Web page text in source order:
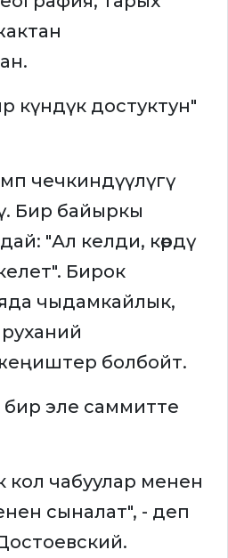
күндүк достуктун"
чечкиндүүлүгү
Бир байыркы
"Ал келди, көрдү
Бирок
чыдамкайлык,
болбойт.
эле саммитте
кол чабуулар менен
сыналат", - деп